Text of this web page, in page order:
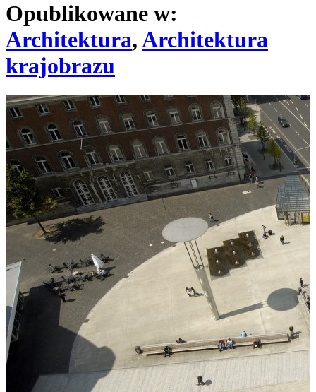
Opublikowane w:
Architektura,Architektura
krajobrazu